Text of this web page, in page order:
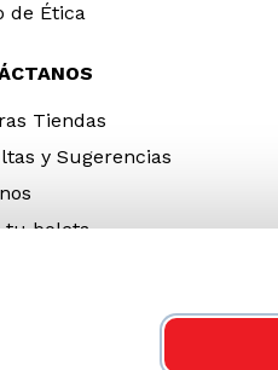
de Ética
Tiendas
y Sugerencias
tu boleta